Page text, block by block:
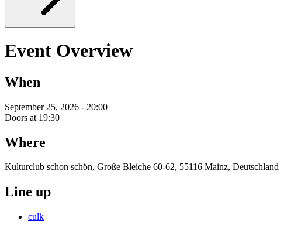
Event Overview
When
September 25, 2026 - 20:00
Doors at 19:30
Where
Kulturclub schon schön, Große Bleiche 60-62, 55116 Mainz, Deutschland
Line up
culk